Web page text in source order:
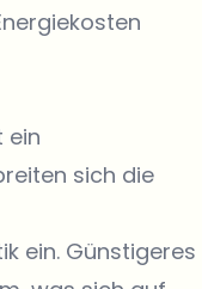
ein
sich die
ein. Günstigeres